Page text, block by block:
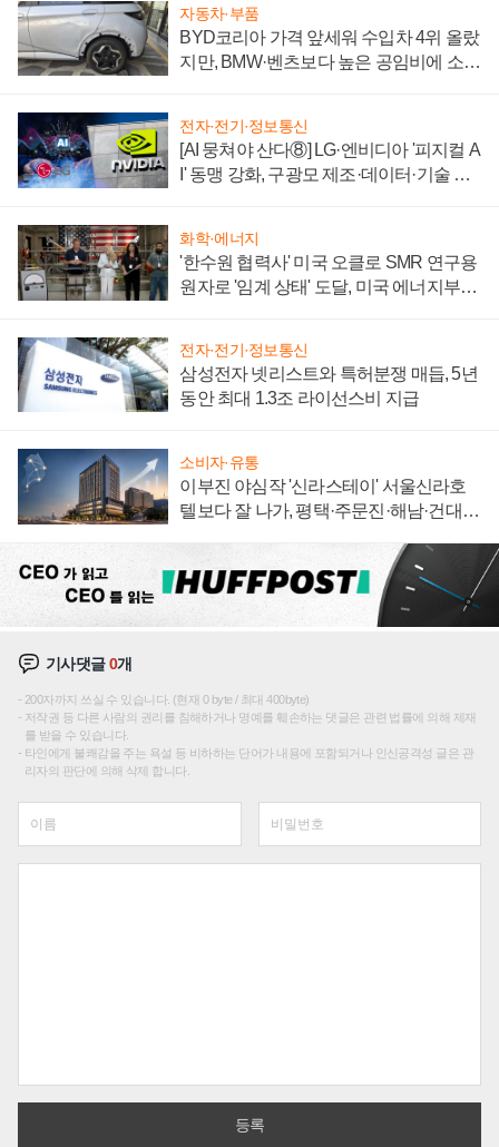
자동차·부품
BYD코리아 가격 앞세워 수입차 4위 올랐
지만, BMW·벤츠보다 높은 공임비에 소비
전자·전기·정보통신
[AI 뭉쳐야 산다⑧] LG·엔비디아 '피지컬 A
I' 동맹 강화, 구광모 제조·데이터·기술 결
화학·에너지
'한수원 협력사' 미국 오클로 SMR 연구용
원자로 '임계 상태' 도달, 미국 에너지부
전자·전기·정보통신
삼성전자 넷리스트와 특허분쟁 매듭, 5년
동안 최대 1.3조 라이선스비 지급
소비자·유통
이부진 야심작 '신라스테이' 서울신라호
텔보다 잘 나가, 평택·주문진·해남·건대로
기사댓글0개
200자까지 쓰실 수 있습니다. (현재 0 byte / 최대 400byte)
저작권 등 다른 사람의 권리를 침해하거나 명예를 훼손하는 댓글은 관련 법률에 의해 제재
를 받을 수 있습니다.
타인에게 불쾌감을 주는 욕설 등 비하하는 단어가 내용에 포함되거나 인신공격성 글은 관
리자의 판단에 의해 삭제 합니다.